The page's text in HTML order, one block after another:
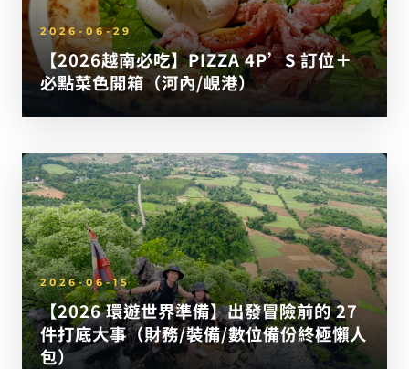
2026-06-29
【2026越南必吃】PIZZA 4P’S 訂位＋
必點菜色開箱（河內/峴港）
2026-06-15
【2026 環遊世界準備】出發冒險前的 27
件打底大事（財務/裝備/數位備份終極懶人
包）